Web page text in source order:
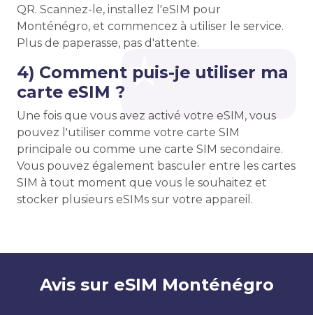
QR. Scannez-le, installez l'eSIM pour
Monténégro, et commencez à utiliser le service.
Plus de paperasse, pas d'attente.
4) Comment puis-je utiliser ma
carte eSIM ?
Une fois que vous avez activé votre eSIM, vous
pouvez l'utiliser comme votre carte SIM
principale ou comme une carte SIM secondaire.
Vous pouvez également basculer entre les cartes
SIM à tout moment que vous le souhaitez et
stocker plusieurs eSIMs sur votre appareil.
Avis sur eSIM Monténégro